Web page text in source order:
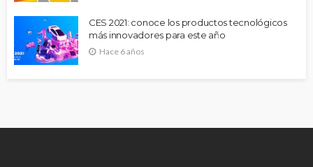
CES 2021: conoce los productos tecnológicos
más innovadores para este año
Hace 6 años